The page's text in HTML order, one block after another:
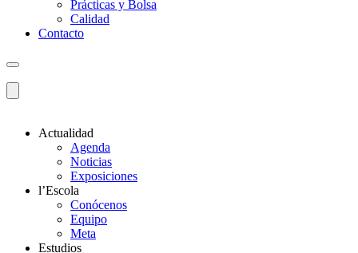
Prácticas y Bolsa
Calidad
Contacto
Actualidad
Agenda
Noticias
Exposiciones
l’Escola
Conócenos
Equipo
Meta
Estudios